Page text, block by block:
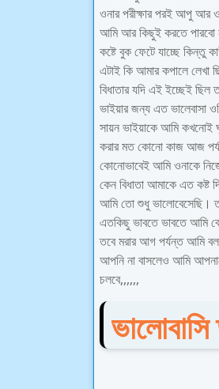
ওনার পরীক্ষার পরই আপু আর
আমি আর কিছুই করতে পারবো
কষ্টে বুক ফেটে যাচ্ছে কিন্তু
এটাই কি আমার কপালে লেখা
বিধাতার যদি এই ইচ্ছেই
ভাইয়ার জন্য এত ভালেবাসা
সায়ন ভাইয়াকে আমি কখনোই
করার মত কোনো কাজ আজ
কোনোভাবেই আমি ওনাকে
কেন বিধাতা আমাকে এত কষ্ট
আমি তো শুধু ভালোবেসেছি।
এতকিছু ভাবতে ভাবতে আমি
তবে মরার আগ পর্যন্ত আমি
আপনি না বাসলেও আমি
চলবে,,,,,,